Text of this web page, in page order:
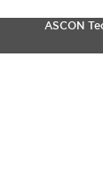
ASCON